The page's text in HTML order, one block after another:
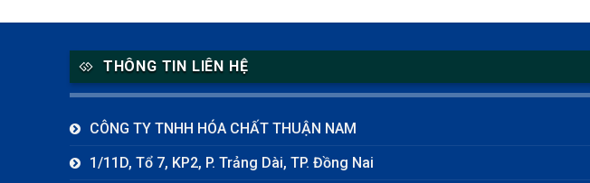
THÔNG TIN LIÊN HỆ
CÔNG TY TNHH HÓA CHẤT THUẬN NAM
1/11D, Tổ 7, KP2, P. Trảng Dài, TP. Đồng Nai